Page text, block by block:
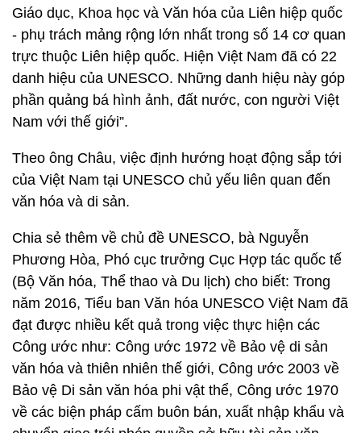
Giáo dục, Khoa học và Văn hóa của Liên hiệp quốc
- phụ trách mảng rộng lớn nhất trong số 14 cơ quan
trực thuộc Liên hiệp quốc. Hiện Việt Nam đã có 22
danh hiệu của UNESCO. Những danh hiệu này góp
phần quảng bá hình ảnh, đất nước, con người Việt
Nam với thế giới”.
Theo ông Châu, việc định hướng hoạt động sắp tới
của Việt Nam tại UNESCO chủ yếu liên quan đến
văn hóa và di sản.
Chia sẻ thêm về chủ đề UNESCO, bà Nguyễn
Phương Hòa, Phó cục trưởng Cục Hợp tác quốc tế
(Bộ Văn hóa, Thể thao và Du lịch) cho biết: Trong
năm 2016, Tiểu ban Văn hóa UNESCO Việt Nam đã
đạt được nhiều kết quả trong việc thực hiện các
Công ước như: Công ước 1972 về Bảo vệ di sản
văn hóa và thiên nhiên thế giới, Công ước 2003 về
Bảo vệ Di sản văn hóa phi vật thể, Công ước 1970
về các biện pháp cấm buôn bán, xuất nhập khẩu và